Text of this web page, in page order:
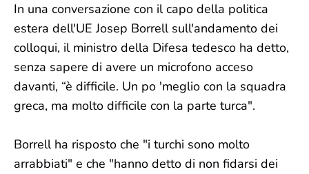
In una conversazione con il capo della politica
estera dell'UE Josep Borrell sull'andamento dei
colloqui, il ministro della Difesa tedesco ha detto,
senza sapere di avere un microfono acceso
davanti, “è difficile. Un po 'meglio con la squadra
greca, ma molto difficile con la parte turca".
Borrell ha risposto che "i turchi sono molto
arrabbiati" e che "hanno detto di non fidarsi dei